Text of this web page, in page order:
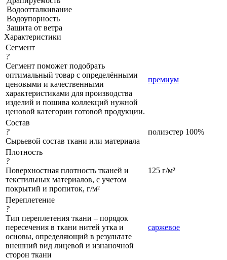
Водоотталкивание
Водоупорность
Защита от ветра
Характеристики
Сегмент
?
Сегмент поможет подобрать
оптимальный товар с определёнными
ценовыми и качественными
характеристиками для производства
изделий и пошива коллекций нужной
ценовой категории готовой продукции.
премиум
Состав
?
Сырьевой состав ткани или материала
полиэстер 100%
Плотность
?
Поверхностная плотность тканей и
текстильных материалов, с учетом
покрытий и пропиток, г/м²
125 г/м²
Переплетение
?
Тип переплетения ткани – порядок
пересечения в ткани нитей утка и
основы, определяющий в результате
внешний вид лицевой и изнаночной
сторон ткани
саржевое